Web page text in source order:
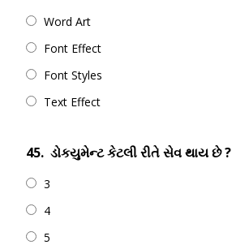
Word Art
Font Effect
Font Styles
Text Effect
45. ડોકયુમેન્ટ કેટલી રીતે સેવ થાય છે ?
3
4
5